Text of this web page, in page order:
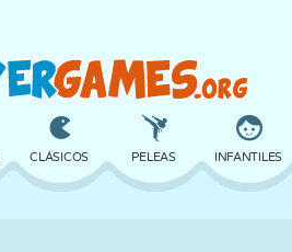
CLÁSICOS PELEAS INFANTILES